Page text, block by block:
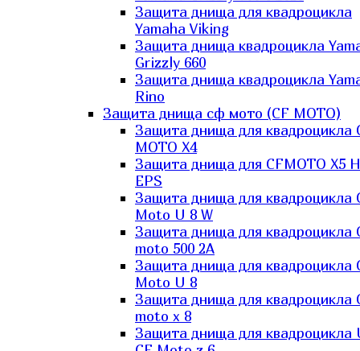
Защита днища для квадроцикла
Yamaha Viking
Защита днища квадроцикла
Grizzly 660
Защита днища квадроцикла
Rino
Защита днища сф мото (CF MOTO)
Защита днища для квадроцикла
MOTO X4
Защита днища для CFMOTO X5
EPS
Защита днища для квадроцикла
Moto U 8 W
Защита днища для квадроцикла
moto 500 2A
Защита днища для квадроцикла
Moto U 8
Защита днища для квадроцикла
moto x 8
Защита днища для квадроцикла